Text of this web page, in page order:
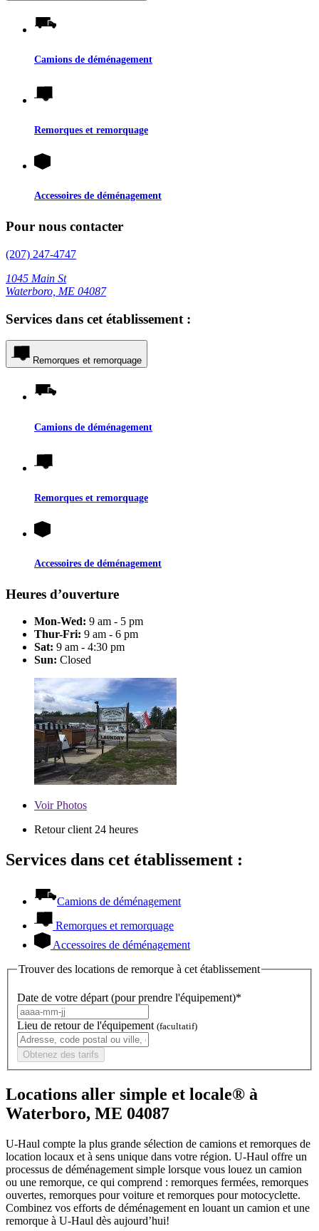
Camions de déménagement
Remorques et remorquage
Accessoires de déménagement
Pour nous contacter
(207) 247-4747
1045 Main St
Waterboro, ME 04087
Services dans cet établissement :
Remorques et remorquage
Camions de déménagement
Remorques et remorquage
Accessoires de déménagement
Heures d’ouverture
Mon-Wed: 9 am - 5 pm
Thur-Fri: 9 am - 6 pm
Sat: 9 am - 4:30 pm
Sun: Closed
VoirPhotos
Retour client 24 heures
Services dans cet établissement :
Camions de déménagement
Remorques et remorquage
Accessoires de déménagement
Trouver des locations de remorque à cet établissement
Date de votre départ (pour prendre l'équipement)*
Lieu de retour de l'équipement (facultatif)
Obtenez des tarifs
Locations aller simple et locale® à
Waterboro, ME 04087
U-Haul compte la plus grande sélection de camions et remorques de
location locaux et à sens unique dans votre région. U-Haul offre un
processus de déménagement simple lorsque vous louez un camion
ou une remorque, ce qui comprend : remorques fermées, remorques
ouvertes, remorques pour voiture et remorques pour motocyclette.
Combinez vos efforts de déménagement en louant un camion et une
remorque à U-Haul dès aujourd’hui!